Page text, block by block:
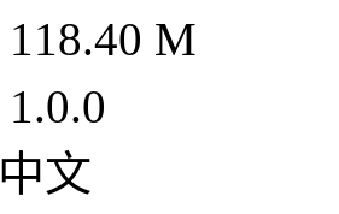
118.40 M
1.0.0
中文